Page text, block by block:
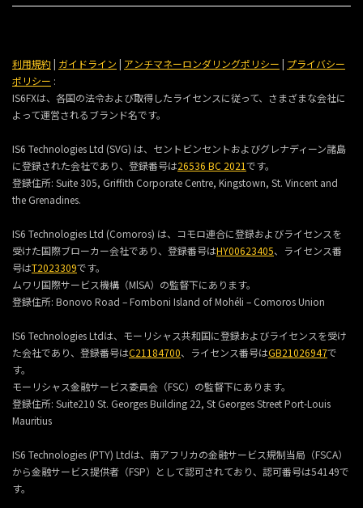
利用規約| ガイドライン | アンチマネーロンダリングポリシー | プライバシー
ポリシー :
IS6FXは、各国の法令および取得したライセンスに従って、さまざまな会社に
よって運営されるブランド名です。
IS6 Technologies Ltd (SVG) は、セントビンセントおよびグレナディーン諸島
に登録された会社であり、登録番号は26536 BC 2021です。
登録住所: Suite 305, Griffith Corporate Centre, Kingstown, St. Vincent and
the Grenadines.
IS6 Technologies Ltd (Comoros) は、コモロ連合に登録およびライセンスを
受けた国際ブローカー会社であり、登録番号はHY00623405、ライセンス番
号はT2023309です。
ムワリ国際サービス機構（MlSA）の監督下にあります。
登録住所: Bonovo Road – Fomboni Island of Mohéli – Comoros Union
IS6 Technologies Ltdは、モーリシャス共和国に登録およびライセンスを受け
た会社であり、登録番号はC21184700、ライセンス番号はGB21026947で
す。
モーリシャス金融サービス委員会（FSC）の監督下にあります。
登録住所: Suite210 St. Georges Building 22, St Georges Street Port-Louis
Mauritius
IS6 Technologies (PTY) Ltdは、南アフリカの金融サービス規制当局（FSCA）
から金融サービス提供者（FSP）として認可されており、認可番号は54149で
す。